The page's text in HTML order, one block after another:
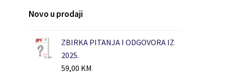
Novo u prodaji
ZBIRKA PITANJA I ODGOVORA IZ
2025.
59,00 KM